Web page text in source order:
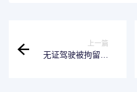
上一篇
无证驾驶被拘留会